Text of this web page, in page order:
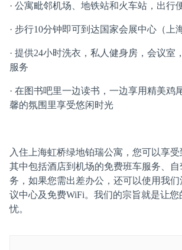
· 公寓毗邻机场、地铁站和火车站，出行
· 步行10分钟即可到达国家会展中心（上
· 提供24小时洗衣，私人健身房，会议室
服务
· 在图书吧里一边读书，一边享用精美鸡
馨的氛围里享受悠闲时光
入住上海虹桥绿地铂瑞公寓，您可以享受
其中包括酒店到机场的免费班车服务、自
务，如果您需出差办公，还可以使用我
议中心及免费WiFi。我们的宗旨就是让
忧。